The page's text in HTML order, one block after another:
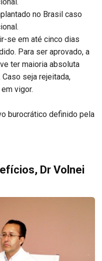
no Brasil caso
se em até cinco dias
Para ser aprovado, a
ter maioria absoluta
seja rejeitada,
vigor.
burocrático definido pela
Dr Volnei